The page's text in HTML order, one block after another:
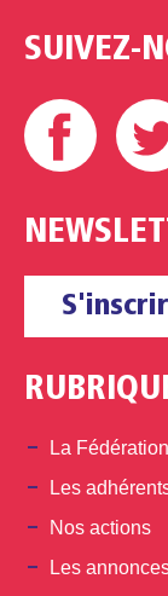
SUIVEZ-
La Fédération
Les
Nos actions
Les